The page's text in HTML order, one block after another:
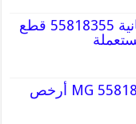
قطع غيار سيارات المانية 55818355 قطع
قطع غيار أم جي MG 55818355 أرخص